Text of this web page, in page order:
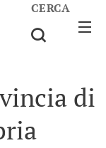
CERCA
di